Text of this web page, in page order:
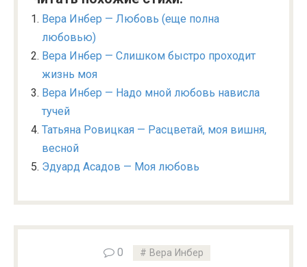
Вера Инбер — Любовь (еще полна
любовью)
Вера Инбер — Слишком быстро проходит
жизнь моя
Вера Инбер — Надо мной любовь нависла
тучей
Татьяна Ровицкая — Расцветай, моя вишня,
весной
Эдуард Асадов — Моя любовь
0 Вера Инбер